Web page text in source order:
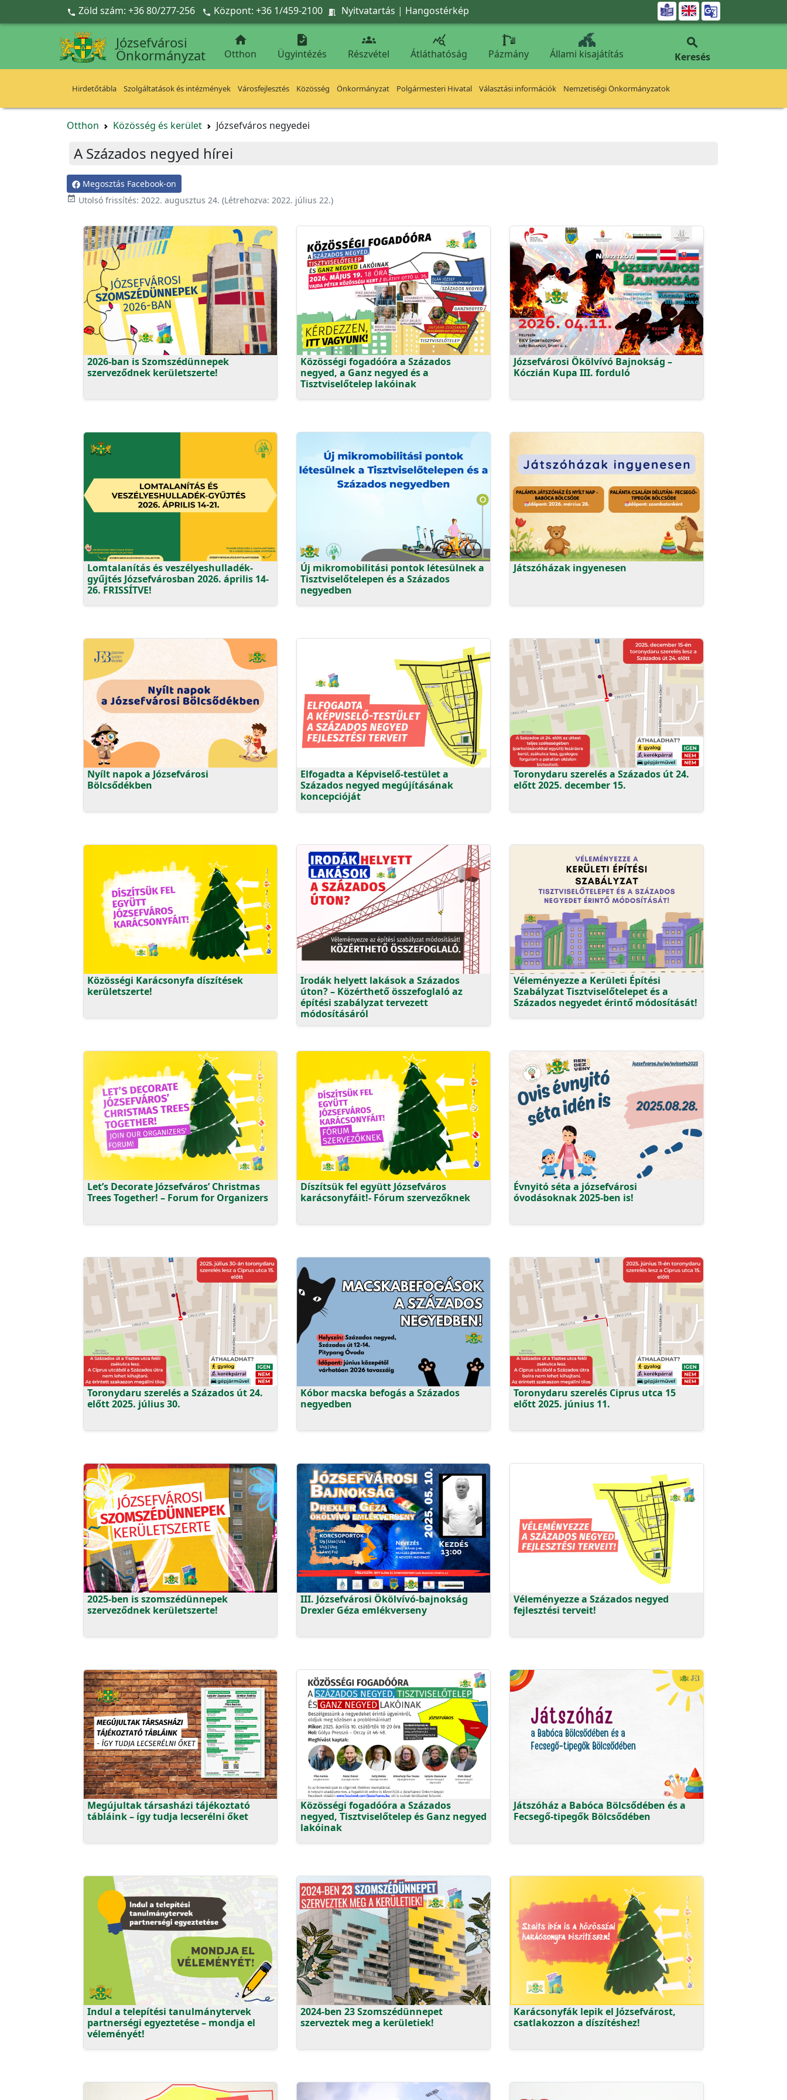
Ugrás a fő tartalomra
 Zöld szám: +36 80/277-256  Központ: +36 1/459-2100  Nyitvatartás | Hangostérkép 
Józsefvárosi
Önkormányzat

Otthon

Ügyintézés

Részvétel

Átláthatóság Pázmány Állami kisajátítás

Keresés
Hirdetőtábla Szolgáltatások és intézmények Városfejlesztés Közösség Önkormányzat Polgármesteri Hivatal Választási információk Nemzetiségi Önkormányzatok
Otthon Közösség és kerület Józsefváros negyedei
A Százados negyed hírei
Megosztás Facebook-on
event_available Utolsó frissítés: 2022. augusztus 24. (Létrehozva: 2022. július 22.)
2026-ban is Szomszédünnepek
szerveződnek kerületszerte!
Közösségi fogadóóra a Százados
negyed, a Ganz negyed és a
Tisztviselőtelep lakóinak
Józsefvárosi Ökölvívó Bajnokság –
Kóczián Kupa III. forduló
Lomtalanítás és veszélyeshulladék-
gyűjtés Józsefvárosban 2026. április 14-
26. FRISSÍTVE!
Új mikromobilitási pontok létesülnek a
Tisztviselőtelepen és a Százados
negyedben
Játszóházak ingyenesen
Nyílt napok a Józsefvárosi
Bölcsődékben
Elfogadta a Képviselő-testület a
Százados negyed megújításának
koncepcióját
Toronydaru szerelés a Százados út 24.
előtt 2025. december 15.
Közösségi Karácsonyfa díszítések
kerületszerte!
Irodák helyett lakások a Százados
úton? – Közérthető összefoglaló az
építési szabályzat tervezett
módosításáról
Véleményezze a Kerületi Építési
Szabályzat Tisztviselőtelepet és a
Százados negyedet érintő módosítását!
Let’s Decorate Józsefváros’ Christmas
Trees Together! – Forum for Organizers
Díszítsük fel együtt Józsefváros
karácsonyfáit!- Fórum szervezőknek
Évnyitó séta a józsefvárosi
óvodásoknak 2025-ben is!
Toronydaru szerelés a Százados út 24.
előtt 2025. július 30.
Kóbor macska befogás a Százados
negyedben
Toronydaru szerelés Ciprus utca 15
előtt 2025. június 11.
2025-ben is szomszédünnepek
szerveződnek kerületszerte!
III. Józsefvárosi Ökölvívó-bajnokság
Drexler Géza emlékverseny
Véleményezze a Százados negyed
fejlesztési terveit!
Megújultak társasházi tájékoztató
tábláink – így tudja lecserélni őket
Közösségi fogadóóra a Százados
negyed, Tisztviselőtelep és Ganz negyed
lakóinak
Játszóház a Babóca Bölcsődében és a
Fecsegő-tipegők Bölcsődében
Indul a telepítési tanulmánytervek
partnerségi egyeztetése – mondja el
véleményét!
2024-ben 23 Szomszédünnepet
szerveztek meg a kerületiek!
Karácsonyfák lepik el Józsefvárost,
csatlakozzon a díszítéshez!